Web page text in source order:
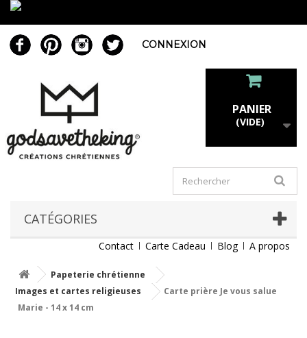
CONNEXION
PANIER
(VIDE)
CATÉGORIES
Contact Carte Cadeau Blog A propos
Papeterie chrétienne
Images et cartes religieuses
Carte prière Je vous salue
Marie - 14 x 14 cm